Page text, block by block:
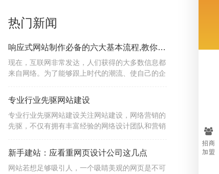
热门新闻
响应式网站制作必备的六大基本流程,教你如何制作网站
现在，互联网非常发达，人们获得的大多数信息都
来自网络。为了能够跟上时代的潮流、使自己的企
网站。建设网站可以让更多的人通过网络连接到自
己的企业，提高企业的知名
专业行业先驱网站建设
专业行业先驱网站建设关注网站建设，网络营销的
先驱，不仅有拥有丰富经验的网络设计团队和营销
统。响应式网站一个网站能够兼容多个终端——而
不是为每个终端做一个特定
新手建站：应看重网页设计公司这几点
网站若想足够吸引人，一个吸睛美观的网页是不可
招商
加盟